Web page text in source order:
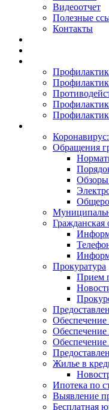
Видеоотчет
Полезные
Контакты
Обращения
Обзоры
Гражданская
Прокуратура
Прием
Обеспечение
Жилье в
Ипотека по
Выявление
Бесплатная